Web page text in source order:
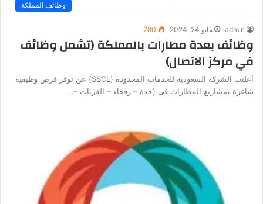
وظائف المملكة
admin مايو 24, 2024 280
وظائف بعدة مطارات بالمملكة (تشمل وظائف
في مركز الاتصال)
أعلنت الشركة السعودية للخدمات المحدودة (SSCL) عن توفر فرص وظيفية
شاغرة بمشاريع المطارات في (جدة – رفحاء – القريات –…